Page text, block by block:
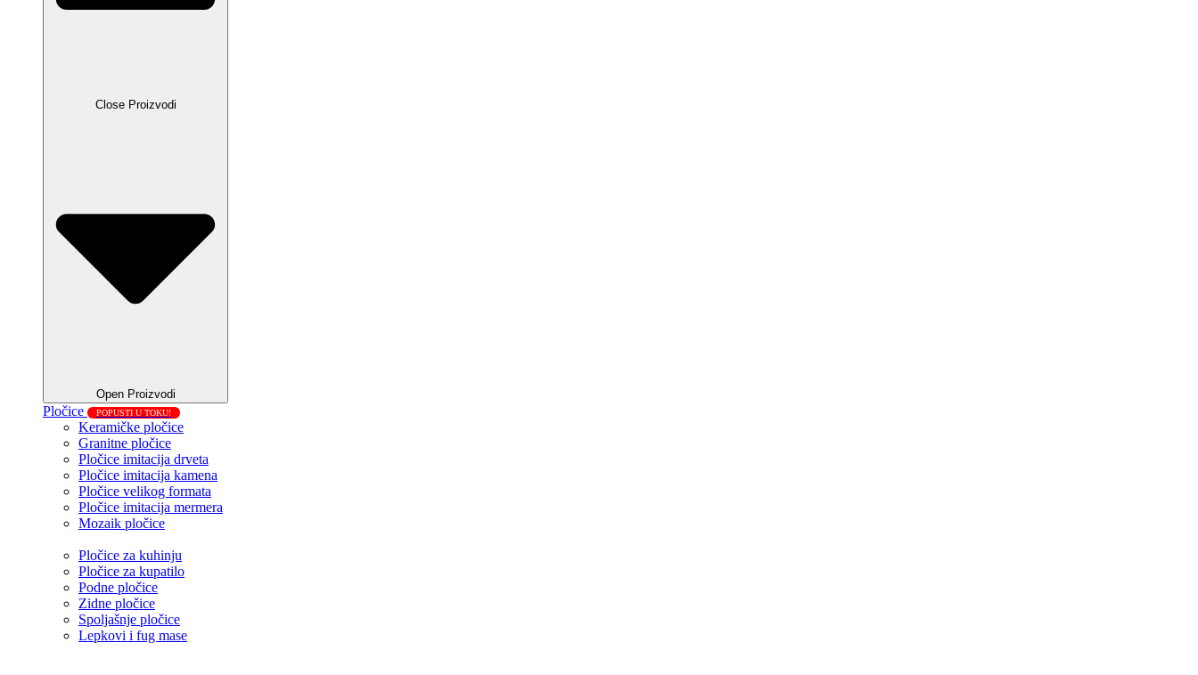
Close Proizvodi
Open Proizvodi
Pločice POPUSTI U TOKU!
Keramičke pločice
Granitne pločice
Pločice imitacija drveta
Pločice imitacija kamena
Pločice velikog formata
Pločice imitacija mermera
Mozaik pločice
Pločice za kuhinju
Pločice za kupatilo
Podne pločice
Zidne pločice
Spoljašnje pločice
Lepkovi i fug mase